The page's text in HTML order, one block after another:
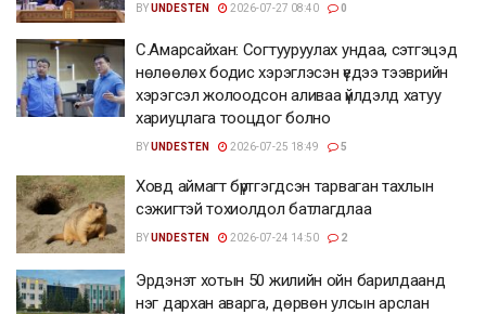
BYUNDESTEN 2026-07-27 08:40 0
С.Амарсайхан: Согтууруулах ундаа, сэтгэцэд
нөлөөлөх бодис хэрэглэсэн үедээ тээврийн
хэрэгсэл жолоодсон аливаа үйлдэлд хатуу
хариуцлага тооцдог болно
BYUNDESTEN 2026-07-25 18:49 5
Ховд аймагт бүртгэгдсэн тарваган тахлын
сэжигтэй тохиолдол батлагдлаа
BYUNDESTEN 2026-07-24 14:50 2
Эрдэнэт хотын 50 жилийн ойн барилдаанд
нэг дархан аварга, дөрвөн улсын арслан